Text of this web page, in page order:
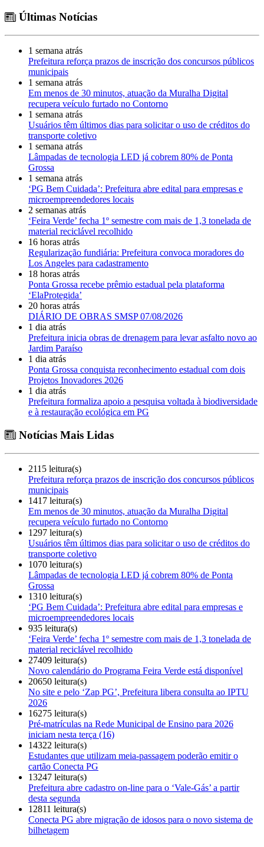
Últimas Notícias
1 semana atrás
Prefeitura reforça prazos de inscrição dos concursos públicos
municipais
1 semana atrás
Em menos de 30 minutos, atuação da Muralha Digital
recupera veículo furtado no Contorno
1 semana atrás
Usuários têm últimos dias para solicitar o uso de créditos do
transporte coletivo
1 semana atrás
Lâmpadas de tecnologia LED já cobrem 80% de Ponta
Grossa
1 semana atrás
‘PG Bem Cuidada’: Prefeitura abre edital para empresas e
microempreendedores locais
2 semanas atrás
‘Feira Verde’ fecha 1º semestre com mais de 1,3 tonelada de
material reciclável recolhido
16 horas atrás
Regularização fundiária: Prefeitura convoca moradores do
Los Angeles para cadastramento
18 horas atrás
Ponta Grossa recebe prêmio estadual pela plataforma
‘ElaProtegida’
20 horas atrás
DIÁRIO DE OBRAS SMSP 07/08/2026
1 dia atrás
Prefeitura inicia obras de drenagem para levar asfalto novo ao
Jardim Paraíso
1 dia atrás
Ponta Grossa conquista reconhecimento estadual com dois
Projetos Inovadores 2026
1 dia atrás
Prefeitura formaliza apoio a pesquisa voltada à biodiversidade
e à restauração ecológica em PG
Notícias Mais Lidas
2115 leitura(s)
Prefeitura reforça prazos de inscrição dos concursos públicos
municipais
1417 leitura(s)
Em menos de 30 minutos, atuação da Muralha Digital
recupera veículo furtado no Contorno
1297 leitura(s)
Usuários têm últimos dias para solicitar o uso de créditos do
transporte coletivo
1070 leitura(s)
Lâmpadas de tecnologia LED já cobrem 80% de Ponta
Grossa
1310 leitura(s)
‘PG Bem Cuidada’: Prefeitura abre edital para empresas e
microempreendedores locais
935 leitura(s)
‘Feira Verde’ fecha 1º semestre com mais de 1,3 tonelada de
material reciclável recolhido
27409 leitura(s)
Novo calendário do Programa Feira Verde está disponível
20650 leitura(s)
No site e pelo ‘Zap PG’, Prefeitura libera consulta ao IPTU
2026
16275 leitura(s)
Pré-matrículas na Rede Municipal de Ensino para 2026
iniciam nesta terça (16)
14322 leitura(s)
Estudantes que utilizam meia-passagem poderão emitir o
cartão Conecta PG
13247 leitura(s)
Prefeitura abre cadastro on-line para o ‘Vale-Gás’ a partir
desta segunda
12811 leitura(s)
Conecta PG abre migração de idosos para o novo sistema de
bilhetagem